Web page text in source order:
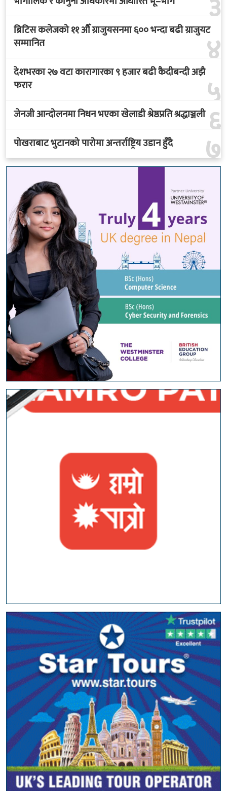
३
४
ब्रिटिस कलेजको ११ औँ ग्राजुयसनमा ६०० भन्दा बढी ग्राजुयट
सम्मानित
५
देशभरका २७ वटा कारागारका ९ हजार बढी कैदीबन्दी अझै
फरार
६
जेनजी आन्दोलनमा निधन भएका खेलाडी श्रेष्ठप्रति श्रद्धाञ्जली
७
पोखराबाट भुटानको पारोमा अन्तर्राष्ट्रिय उडान हुँदै